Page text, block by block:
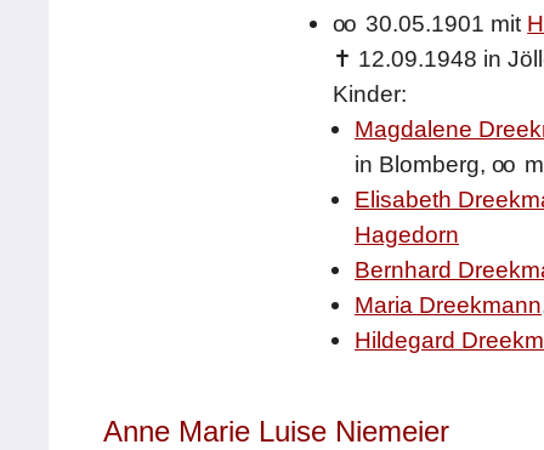
oo 30.05.1901 mit
✝ 12.09.1948 in
Kinder:
Magdalene
in Blomberg, oo
Elisabeth
Hagedorn
Bernhard
Maria Dreekmann
Hildegard
Anne Marie Luise Niemeier